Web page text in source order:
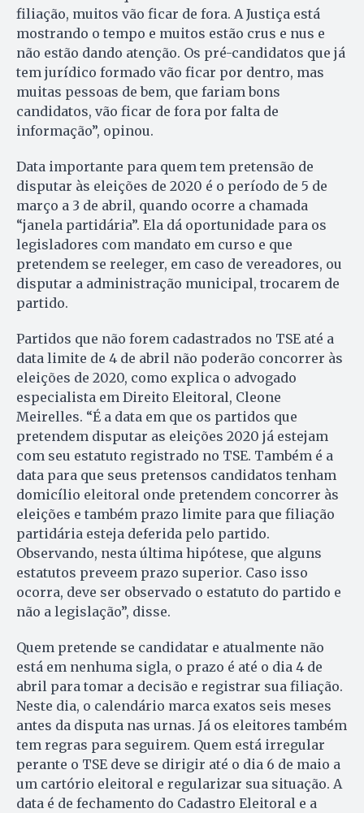
filiação, muitos vão ficar de fora. A Justiça está
mostrando o tempo e muitos estão crus e nus e
não estão dando atenção. Os pré-candidatos que já
tem jurídico formado vão ficar por dentro, mas
muitas pessoas de bem, que fariam bons
candidatos, vão ficar de fora por falta de
informação”, opinou.
Data importante para quem tem pretensão de
disputar às eleições de 2020 é o período de 5 de
março a 3 de abril, quando ocorre a chamada
“janela partidária”. Ela dá oportunidade para os
legisladores com mandato em curso e que
pretendem se reeleger, em caso de vereadores, ou
disputar a administração municipal, trocarem de
partido.
Partidos que não forem cadastrados no TSE até a
data limite de 4 de abril não poderão concorrer às
eleições de 2020, como explica o advogado
especialista em Direito Eleitoral, Cleone
Meirelles. “É a data em que os partidos que
pretendem disputar as eleições 2020 já estejam
com seu estatuto registrado no TSE. Também é a
data para que seus pretensos candidatos tenham
domicílio eleitoral onde pretendem concorrer às
eleições e também prazo limite para que filiação
partidária esteja deferida pelo partido.
Observando, nesta última hipótese, que alguns
estatutos preveem prazo superior. Caso isso
ocorra, deve ser observado o estatuto do partido e
não a legislação”, disse.
Quem pretende se candidatar e atualmente não
está em nenhuma sigla, o prazo é até o dia 4 de
abril para tomar a decisão e registrar sua filiação.
Neste dia, o calendário marca exatos seis meses
antes da disputa nas urnas. Já os eleitores também
tem regras para seguirem. Quem está irregular
perante o TSE deve se dirigir até o dia 6 de maio a
um cartório eleitoral e regularizar sua situação. A
data é de fechamento do Cadastro Eleitoral e a